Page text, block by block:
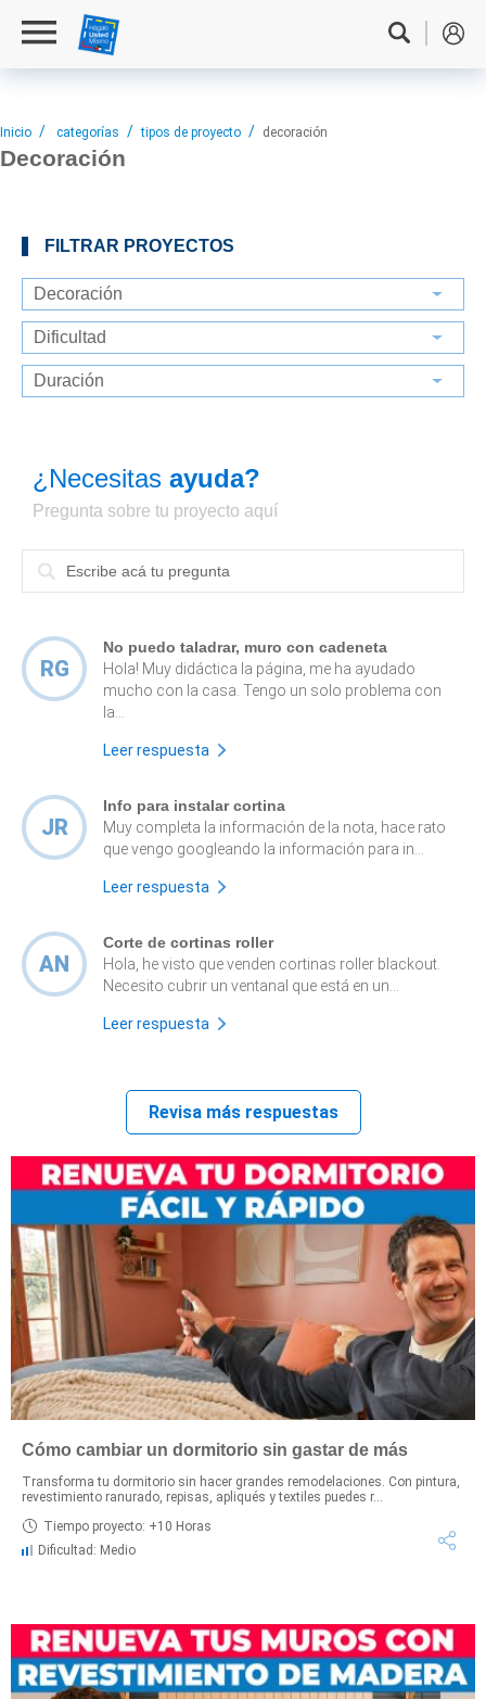
Inicio categorías tipos de proyecto decoración
Decoración
FILTRAR PROYECTOS
¿Necesitas ayuda?
Pregunta sobre tu proyecto aquí
RG
No puedo taladrar, muro con cadeneta
Hola! Muy didáctica la página, me ha ayudado
mucho con la casa. Tengo un solo problema con
la...
Leer respuesta
JR
Info para instalar cortina
Muy completa la información de la nota, hace rato
que vengo googleando la información para in...
Leer respuesta
AN
Corte de cortinas roller
Hola, he visto que venden cortinas roller blackout.
Necesito cubrir un ventanal que está en un...
Leer respuesta
Revisa más respuestas
Cómo cambiar un dormitorio sin gastar de más
Transforma tu dormitorio sin hacer grandes remodelaciones. Con pintura,
revestimiento ranurado, repisas, apliqués y textiles puedes r...
Tiempo proyecto: +10 Horas
Dificultad: Medio